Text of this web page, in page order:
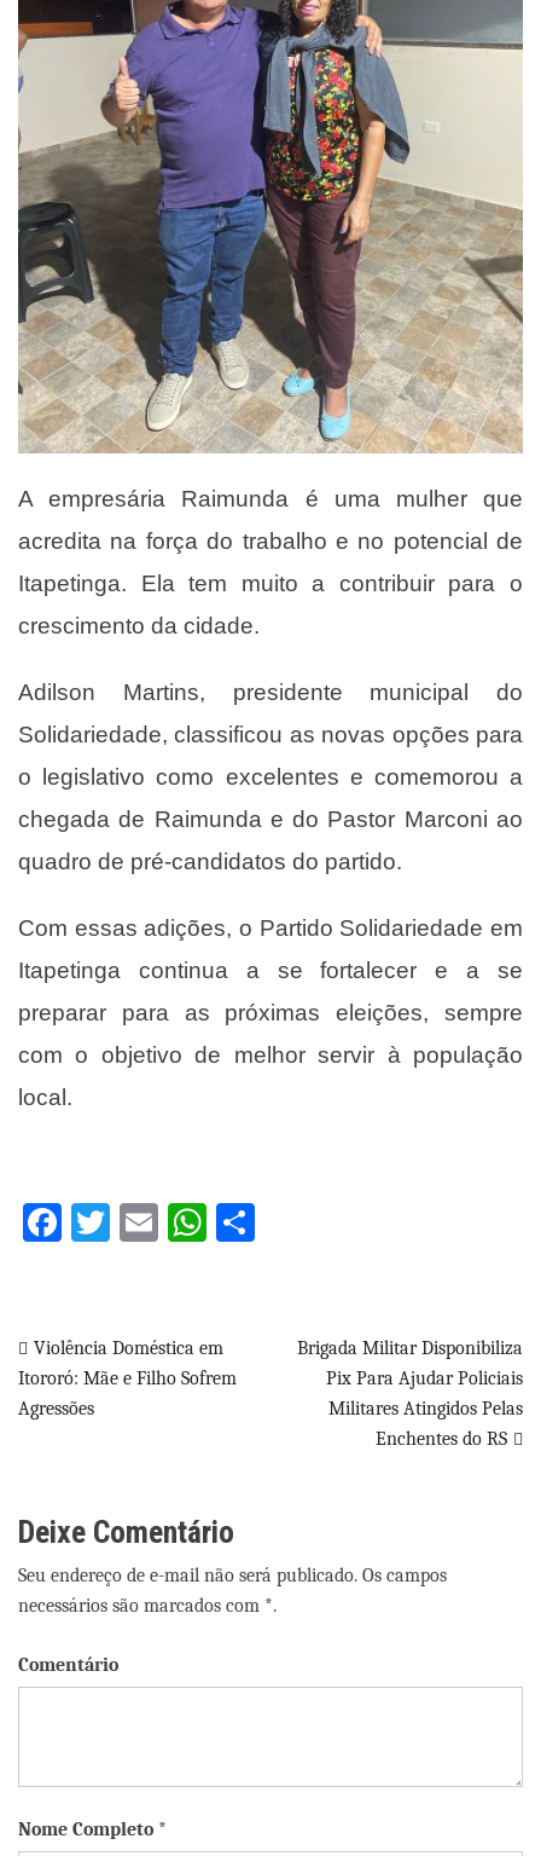
A empresária Raimunda é uma mulher que
acredita na força do trabalho e no potencial de
Itapetinga. Ela tem muito a contribuir para o
crescimento da cidade.
Adilson Martins, presidente municipal do
Solidariedade, classificou as novas opções para
o legislativo como excelentes e comemorou a
chegada de Raimunda e do Pastor Marconi ao
quadro de pré-candidatos do partido.
Com essas adições, o Partido Solidariedade em
Itapetinga continua a se fortalecer e a se
preparar para as próximas eleições, sempre
com o objetivo de melhor servir à população
local.
Facebook
Twitter
EmailWhatsApp
Navegação
de
Violência Doméstica em
Itororó: Mãe e Filho Sofrem
Agressões
Brigada Militar Disponibiliza
Pix Para Ajudar Policiais
Militares Atingidos Pelas
Enchentes do RS
Deixe Comentário
Seu endereço de e-mail não será publicado. Os campos
necessários são marcados com *.
Comentário
Nome Completo *